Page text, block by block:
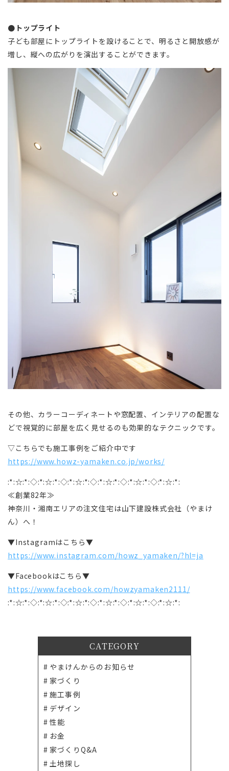
●トップライト
子ども部屋にトップライトを設けることで、明るさと開放感が
増し、縦への広がりを演出することができます。
その他、カラーコーディネートや窓配置、インテリアの配置な
どで視覚的に部屋を広く見せるのも効果的なテクニックです。
▽こちらでも施工事例をご紹介中です
https://www.howz-yamaken.co.jp/works/
:*:☆:*:◇:*:☆:*:◇:*:☆:*:◇:*:☆:*:◇:*:☆:*:◇:*:☆:*:
≪創業82年≫
神奈川・湘南エリアの注文住宅は山下建設株式会社（やまけ
ん）へ！
▼Instagramはこちら▼
https://www.instagram.com/howz_yamaken/?hl=ja
▼Facebookはこちら▼
https://www.facebook.com/howzyamaken2111/
:*:☆:*:◇:*:☆:*:◇:*:☆:*:◇:*:☆:*:◇:*:☆:*:◇:*:☆:*:
CATEGORY
やまけんからのお知らせ
家づくり
施工事例
デザイン
性能
お金
家づくりQ&A
土地探し